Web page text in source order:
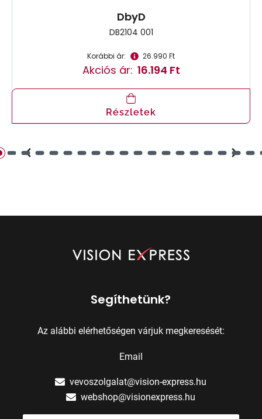
DbyD
DB2104 001
Korábbi ár: 26.990 Ft
Akciós ár: 16.194 Ft
Részletek
Segíthetünk?
Az alábbi elérhetőségen várjuk megkeresését:
Email
vevoszolgalat@vision-express.hu
webshop@visionexpress.hu